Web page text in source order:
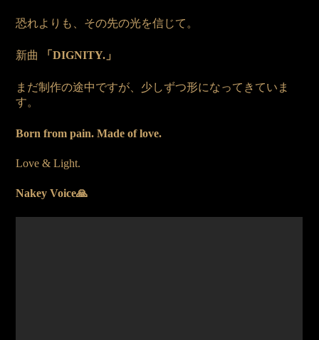
恐れよりも、その先の光を信じて。
新曲 「DIGNITY.」
まだ制作の途中ですが、少しずつ形になってきていま
す。
Born from pain. Made of love.
Love & Light.
Nakey Voice🙏